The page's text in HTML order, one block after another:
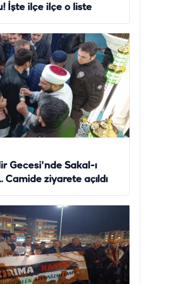
İşte ilçe ilçe o liste
Gecesi'nde Sakal-ı
Camide ziyarete açıldı